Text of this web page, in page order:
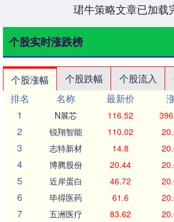
珺牛策略文章已加载
个股实时涨跌榜
个股涨幅 个股跌幅 个股流入
排名
名称 最新价
1
N展芯 116.52
2 锐翔智能 110.02
3 志特新材 14.8
4 博腾股份 20.44
5 近岸蛋白 46.72
6 毕得医药 61.6
7 五洲医疗 83.62